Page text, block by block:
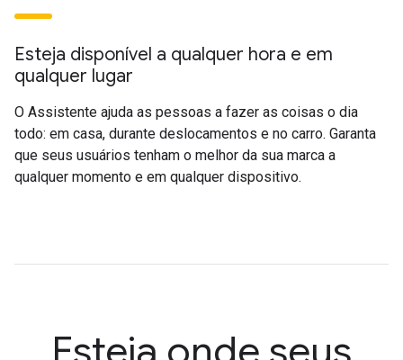
Esteja disponível a qualquer hora e em
qualquer lugar
O Assistente ajuda as pessoas a fazer as coisas o dia
todo: em casa, durante deslocamentos e no carro. Garanta
que seus usuários tenham o melhor da sua marca a
qualquer momento e em qualquer dispositivo.